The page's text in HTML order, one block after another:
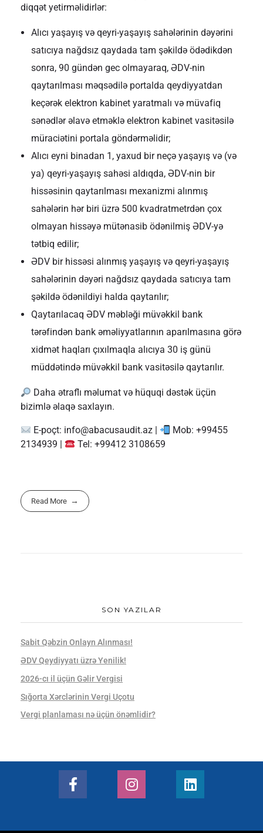
diqqət yetirməlidirlər:
Alıcı yaşayış və qeyri-yaşayış sahələrinin dəyərini
satıcıya nağdsız qaydada tam şəkildə ödədikdən
sonra, 90 gündən gec olmayaraq, ƏDV-nin
qaytarılması məqsədilə portalda qeydiyyatdan
keçərək elektron kabinet yaratmalı və müvafiq
sənədlər əlavə etməklə elektron kabinet vasitəsilə
müraciətini portala göndərməlidir;
Alıcı eyni binadan 1, yaxud bir neçə yaşayış və (və
ya) qeyri-yaşayış sahəsi aldıqda, ƏDV-nin bir
hissəsinin qaytarılması mexanizmi alınmış
sahələrin hər biri üzrə 500 kvadratmetrdən çox
olmayan hissəyə mütənasib ödənilmiş ƏDV-yə
tətbiq edilir;
ƏDV bir hissəsi alınmış yaşayış və qeyri-yaşayış
sahələrinin dəyəri nağdsız qaydada satıcıya tam
şəkildə ödənildiyi halda qaytarılır;
Qaytarılacaq ƏDV məbləği müvəkkil bank
tərəfindən bank əməliyyatlarının aparılmasına görə
xidmət haqları çıxılmaqla alıcıya 30 iş günü
müddətində müvəkkil bank vasitəsilə qaytarılır.
Daha ətraflı məlumat və hüquqi dəstək üçün
bizimlə əlaqə saxlayın.
E-poçt: info@abacusaudit.az
Mob: +99455
2134939 |
Tel: +99412 3108659
Read More
SON YAZILAR
Sabit Qəbzin Onlayn Alınması!
ƏDV Qeydiyyatı üzrə Yenilik!
2026-cı il üçün Gəlir Vergisi
Sığorta Xərclərinin Vergi Uçotu
Vergi planlaması nə üçün önəmlidir?